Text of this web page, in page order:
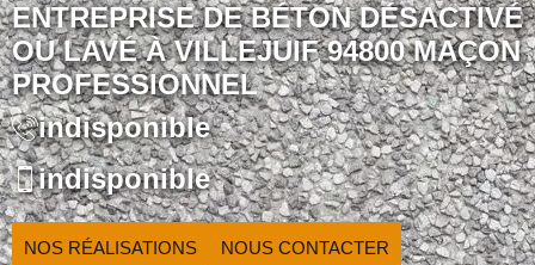
ENTREPRISE DE BÉTON DÉSACTIVÉ
OU LAVÉ À VILLEJUIF 94800 MAÇON
PROFESSIONNEL
indisponible
indisponible
NOS RÉALISATIONS NOUS CONTACTER